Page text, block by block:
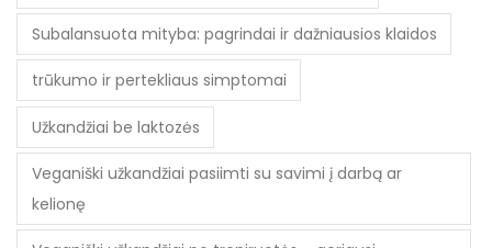
Subalansuota mityba: pagrindai ir dažniausios klaidos
trūkumo ir pertekliaus simptomai
Užkandžiai be laktozės
Veganiški užkandžiai pasiimti su savimi į darbą ar
kelionę